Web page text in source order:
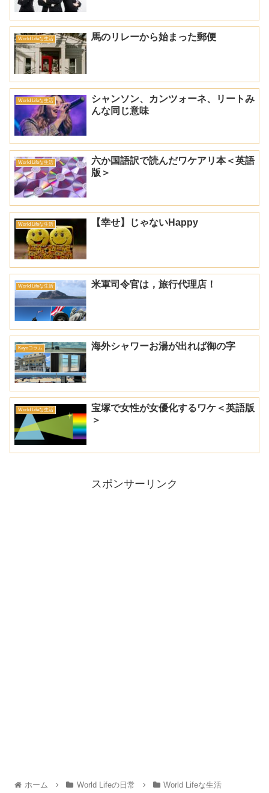
World Lifeな生活 馬のリレーから始まった郵便
World Lifeな生活
シャンソン、カンツォーネ、リートみ
んな同じ意味
World Lifeな生活
六か国語訳で読んだワケアリ本＜英語
版＞
World Lifeな生活 【幸せ】じゃないHappy
World Lifeな生活 米軍司令官は，旅行代理店！
Kayoコラム 海外シャワーお湯が出れば御の字
World Lifeな生活
宝塚で女性が女優化するワケ＜英語版
＞
スポンサーリンク
ホーム World Lifeの日常 World Lifeな生活